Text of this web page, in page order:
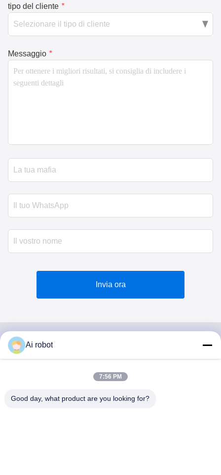
tipo del cliente *
Messaggio *
Invia ora
VIVI DENTAI
LABORATORY
Ai robot
7:56 PM
Good day, what product are you looking for?